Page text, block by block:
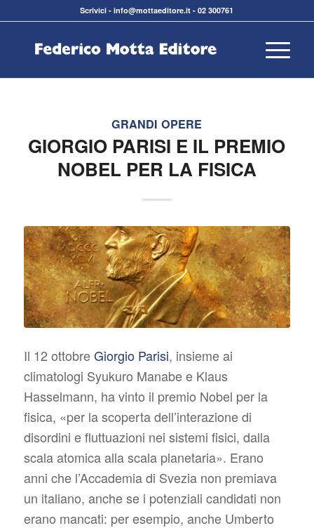
Scrivici -info@mottaeditore.it -02 300761
GRANDI OPERE
GIORGIO PARISI E IL PREMIO
NOBEL PER LA FISICA
Il 12 ottobreGiorgio Parisi, insieme ai
climatologi Syukuro Manabe e Klaus
Hasselmann, ha vinto il premio Nobel per la
fisica, «per la scoperta dell’interazione di
disordini e fluttuazioni nei sistemi fisici, dalla
scala atomica alla scala planetaria». Erano
anni che l’Accademia di Svezia non premiava
un italiano, anche se i potenziali candidati non
erano mancati: per esempio, anche Umberto